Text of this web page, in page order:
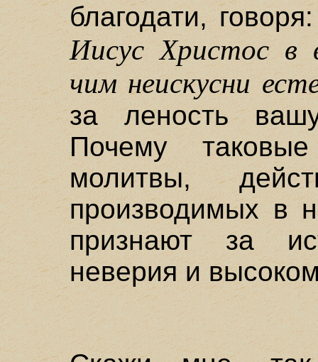
благодати,
Иисус Христос в
чим неискусни
за леность
Почему
молитвы,
производимых в
признают за
неверия и